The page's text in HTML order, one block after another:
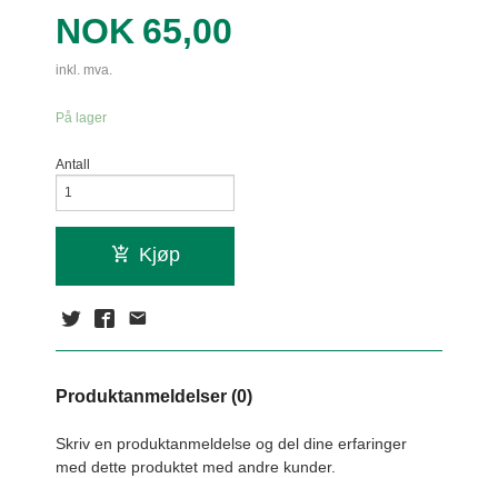
Pris
NOK 65,00
inkl. mva.
På lager
Antall
Kjøp
Produktanmeldelser (0)
Skriv en produktanmeldelse og del dine erfaringer
med dette produktet med andre kunder.